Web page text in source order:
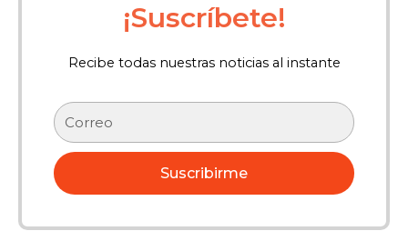
¡Suscríbete!
Recibe todas nuestras noticias al instante
Correo
electrónico
Suscribirme